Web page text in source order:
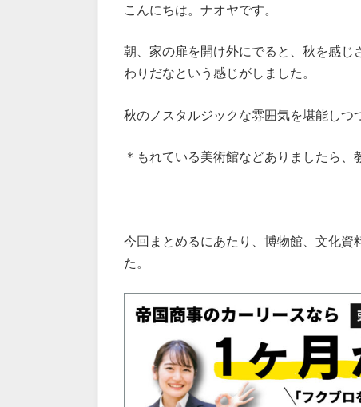
こんにちは。ナオヤです。
朝、家の扉を開け外にでると、秋を感
わりだなという感じがしました。
秋のノスタルジックな雰囲気を堪能しつ
＊もれている美術館などありましたら、
今回まとめるにあたり、博物館、文化資
た。